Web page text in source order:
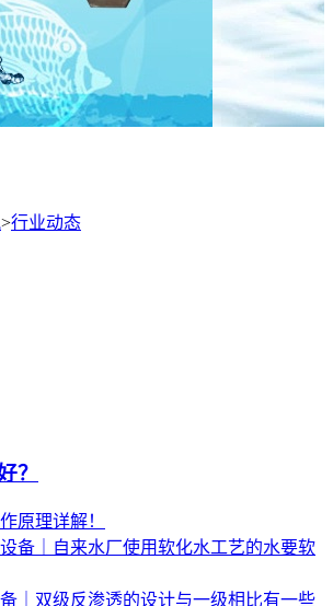
>行业动态
？
原理详解！
备｜自来水厂使用软化水工艺的水要软
｜双级反渗透的设计与一级相比有一些